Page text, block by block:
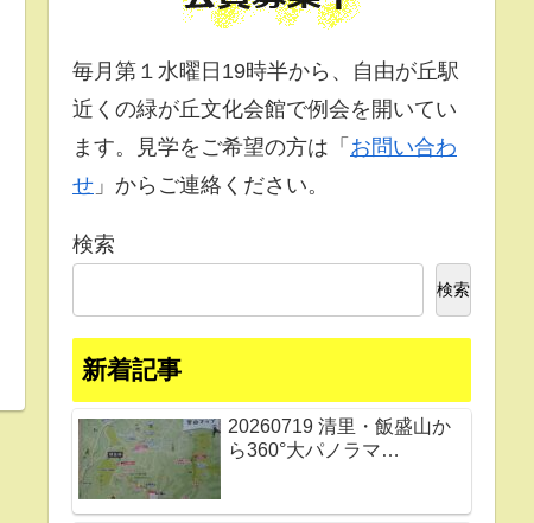
毎月第１水曜日19時半から、自由が丘駅
近くの緑が丘文化会館で例会を開いてい
ます。見学をご希望の方は「 お問い合わ
せ 」からご連絡ください。
検索
検索
新着記事
20260719 清里・飯盛山か
ら360°大パノラマ…